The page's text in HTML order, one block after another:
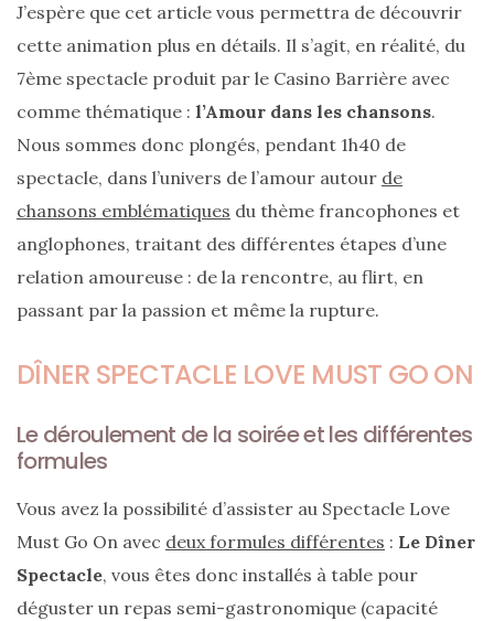
cuir
au
luxe
discret
06/06/2026
J’espère que cet article vous permettra de découvrir
cette animation plus en détails. Il s’agit, en réalité, du
7ème spectacle produit par le Casino Barrière avec
comme thématique : l’Amour dans les chansons.
Nous sommes donc plongés, pendant 1h40 de
spectacle, dans l’univers de l’amour autour de
chansons emblématiques du thème francophones et
anglophones, traitant des différentes étapes d’une
relation amoureuse : de la rencontre, au flirt, en
passant par la passion et même la rupture.
DÎNER SPECTACLE LOVE MUST GO ON
Le déroulement de la soirée et les différentes
formules
Vous avez la possibilité d’assister au Spectacle Love
Must Go On avec deux formules différentes : Le Dîner
Spectacle, vous êtes donc installés à table pour
déguster un repas semi-gastronomique (capacité